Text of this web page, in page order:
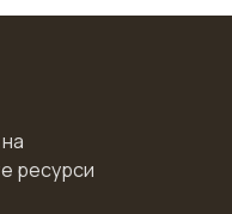
ресурси